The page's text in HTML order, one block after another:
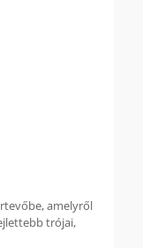
amelyről
trójai,